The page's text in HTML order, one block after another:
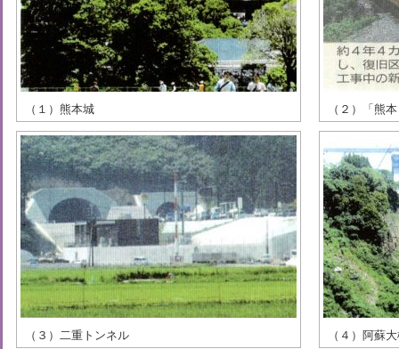
（１）熊本城 （２）「熊
（３）二重トンネル （４）阿蘇